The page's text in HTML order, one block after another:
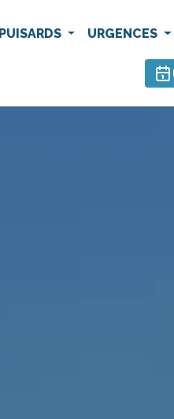
PUISARDS URGENCES